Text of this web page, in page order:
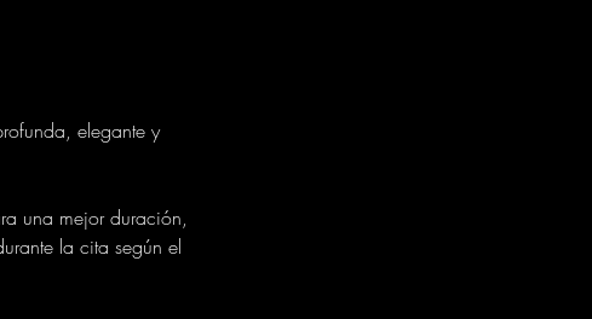
elegante y
una mejor duración,
la cita según el